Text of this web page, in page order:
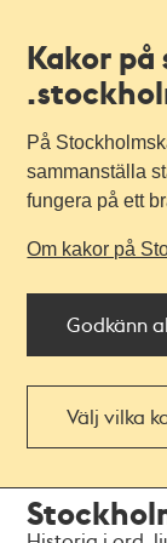
Kakor
På
sammanställa
fungera på ett
Om kakor på
Godkänn
Välj vilka
navigationen
huvudinnehållet